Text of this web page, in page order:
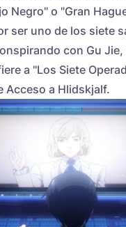
Negro" o "Gran
ser uno de los siete
con Gu
a "Los Siete
Acceso a Hlidskjalf.